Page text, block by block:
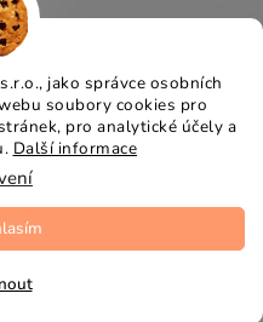
jako správce osobních
soubory cookies pro
pro analytické účely a
Další informace
Shoptet
práva vyhrazena.
cookies